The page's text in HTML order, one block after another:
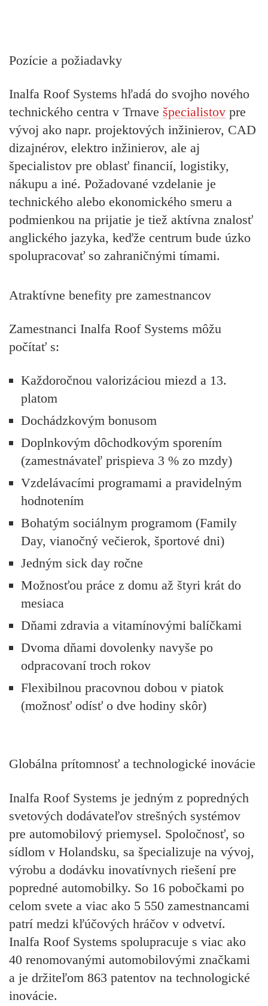
Pozície a požiadavky
Inalfa Roof Systems hľadá do svojho nového
technického centra v Trnave špecialistov pre
vývoj ako napr. projektových inžinierov, CAD
dizajnérov, elektro inžinierov, ale aj
špecialistov pre oblasť financií, logistiky,
nákupu a iné. Požadované vzdelanie je
technického alebo ekonomického smeru a
podmienkou na prijatie je tiež aktívna znalosť
anglického jazyka, keďže centrum bude úzko
spolupracovať so zahraničnými tímami.
Atraktívne benefity pre zamestnancov
Zamestnanci Inalfa Roof Systems môžu
počítať s:
Každoročnou valorizáciou miezd a 13.
platom
Dochádzkovým bonusom
Doplnkovým dôchodkovým sporením
(zamestnávateľ prispieva 3 % zo mzdy)
Vzdelávacími programami a pravidelným
hodnotením
Bohatým sociálnym programom (Family
Day, vianočný večierok, športové dni)
Jedným sick day ročne
Možnosťou práce z domu až štyri krát do
mesiaca
Dňami zdravia a vitamínovými balíčkami
Dvoma dňami dovolenky navyše po
odpracovaní troch rokov
Flexibilnou pracovnou dobou v piatok
(možnosť odísť o dve hodiny skôr)
Globálna prítomnosť a technologické inovácie
Inalfa Roof Systems je jedným z popredných
svetových dodávateľov strešných systémov
pre automobilový priemysel. Spoločnosť, so
sídlom v Holandsku, sa špecializuje na vývoj,
výrobu a dodávku inovatívnych riešení pre
popredné automobilky. So 16 pobočkami po
celom svete a viac ako 5 550 zamestnancami
patrí medzi kľúčových hráčov v odvetví.
Inalfa Roof Systems spolupracuje s viac ako
40 renomovanými automobilovými značkami
a je držiteľom 863 patentov na technologické
inovácie.